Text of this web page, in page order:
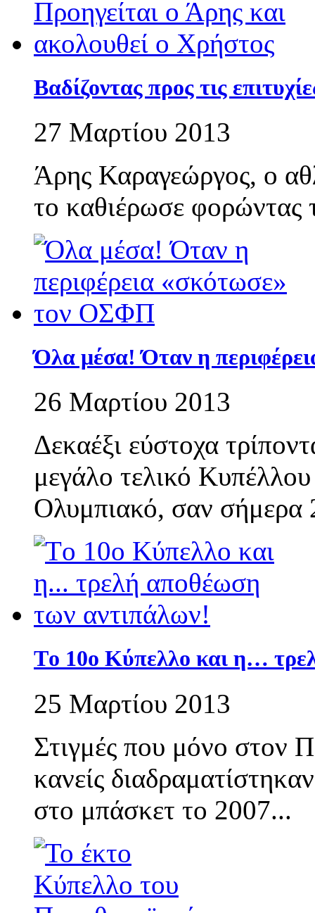
Βαδίζοντας προς τις
27 Μαρτίου 2013
Άρης Καραγεώργος, ο
το καθιέρωσε φορώντας
Όλα μέσα! Όταν η
26 Μαρτίου 2013
Δεκαέξι εύστοχα
μεγάλο τελικό
Ολυμπιακό, σαν
Τo 10o Κύπελλο και η…
25 Μαρτίου 2013
Στιγμές που μόνο στον
κανείς
στο μπάσκετ το 2007...